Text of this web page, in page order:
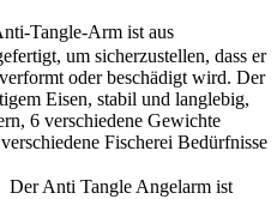
Tangle-Arm ist aus
um sicherzustellen, dass er
oder beschädigt wird. Der
Eisen, stabil und langlebig,
6 verschiedene Gewichte
Fischerei Bedürfnisse
Der Anti Tangle Angelarm ist